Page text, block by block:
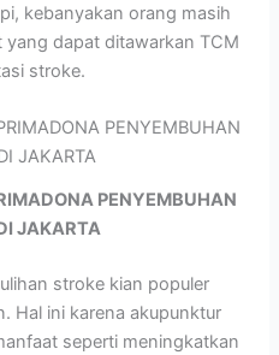
kebanyakan orang masih
dapat ditawarkan TCM
stroke.
PENYEMBUHAN
JAKARTA
stroke kian populer
Hal ini karena akupunktur
seperti meningkatkan